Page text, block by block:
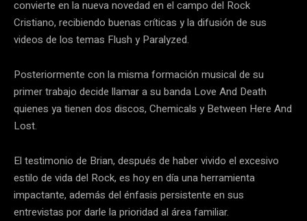
convierte en la nueva novedad en el campo del Rock
Cristiano, recibiendo buenas críticas y la difusión de sus
videos de los temas Flush y Paralyzed.
Posteriormente con la misma formación musical de su
primer trabajo decide llamar a su banda Love And Death
quienes ya tienen dos discos, Chemicals y Between Here And
Lost.
El testimonio de Brian, después de haber vivido el excesivo
estilo de vida del Rock, es hoy en día una herramienta
impactante, además del énfasis persistente en sus
entrevistas por darle la prioridad al área familiar.